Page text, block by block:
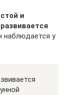
и
наблюдается у